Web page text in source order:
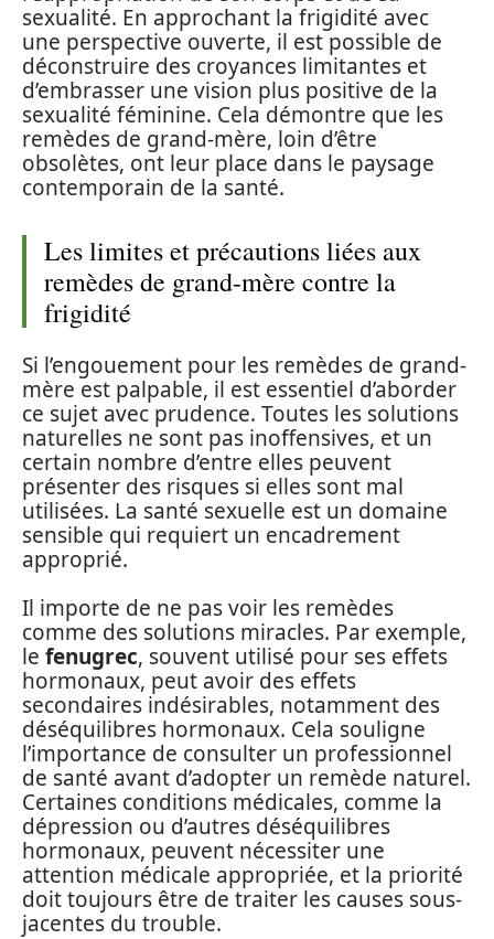
sexualité. En approchant la frigidité avec
une perspective ouverte, il est possible de
déconstruire des croyances limitantes et
d’embrasser une vision plus positive de la
sexualité féminine. Cela démontre que les
remèdes de grand-mère, loin d’être
obsolètes, ont leur place dans le paysage
contemporain de la santé.
Les limites et précautions liées aux
remèdes de grand-mère contre la
frigidité
Si l’engouement pour les remèdes de grand-
mère est palpable, il est essentiel d’aborder
ce sujet avec prudence. Toutes les solutions
naturelles ne sont pas inoffensives, et un
certain nombre d’entre elles peuvent
présenter des risques si elles sont mal
utilisées. La santé sexuelle est un domaine
sensible qui requiert un encadrement
approprié.
Il importe de ne pas voir les remèdes
comme des solutions miracles. Par exemple,
le fenugrec, souvent utilisé pour ses effets
hormonaux, peut avoir des effets
secondaires indésirables, notamment des
déséquilibres hormonaux. Cela souligne
l’importance de consulter un professionnel
de santé avant d’adopter un remède naturel.
Certaines conditions médicales, comme la
dépression ou d’autres déséquilibres
hormonaux, peuvent nécessiter une
attention médicale appropriée, et la priorité
doit toujours être de traiter les causes sous-
jacentes du trouble.